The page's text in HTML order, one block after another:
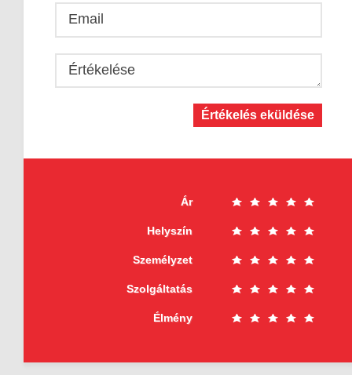
Email
Értékelése
Értékelés eküldése
Ár
Helyszín
Személyzet
Szolgáltatás
Élmény